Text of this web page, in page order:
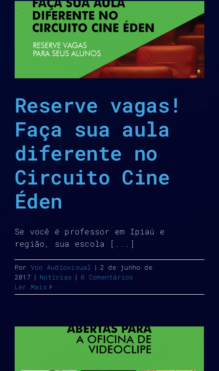
Reserve vagas!
Faça sua aula
diferente no
Circuito Cine
Éden
Se você é professor em Ipiaú e
região, sua escola [...]
Por Voo Audiovisual | 2 de junho de
2017 | Notícias | 0 Comentários
Ler Mais